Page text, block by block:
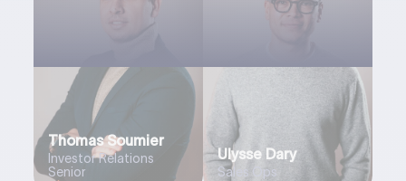
Thomas Soumier
Investor Relations
Senior
Ulysse Dary
Sales Ops